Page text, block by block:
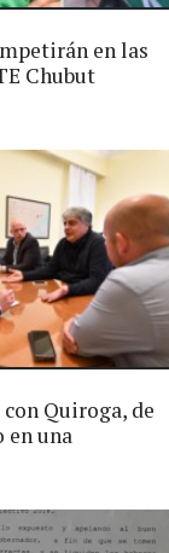
en las
Chubut
Quiroga, de
en una